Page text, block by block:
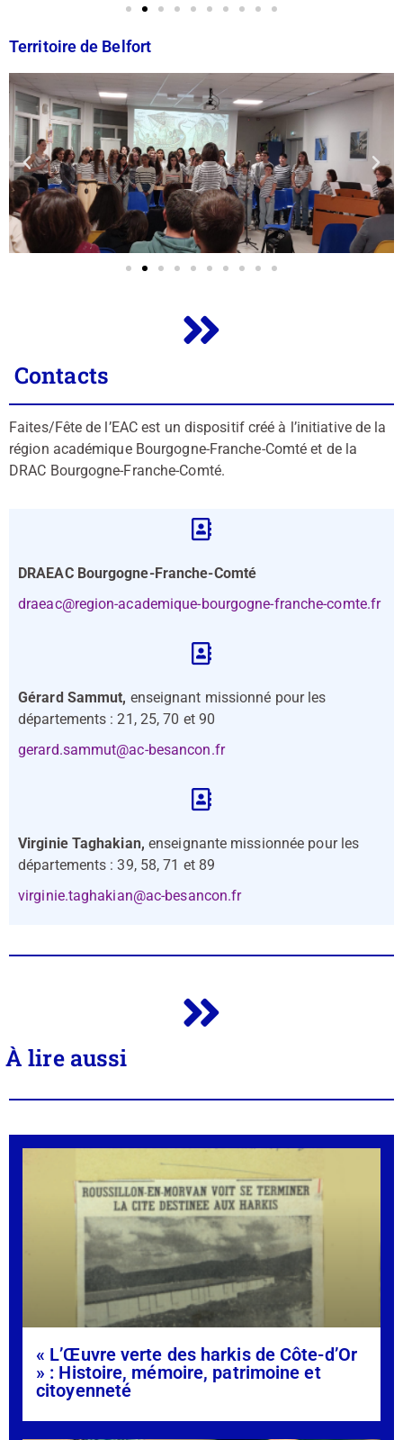
Territoire de Belfort
Contacts
Faites/Fête de l’EAC est un dispositif créé à l’initiative de la
région académique Bourgogne-Franche-Comté et de la
DRAC Bourgogne-Franche-Comté.
DRAEAC Bourgogne-Franche-Comté
draeac@region-academique-bourgogne-franche-comte.fr
Gérard Sammut, enseignant missionné pour les
départements : 21, 25, 70 et 90
gerard.sammut@ac-besancon.fr
Virginie Taghakian, enseignante missionnée pour les
départements : 39, 58, 71 et 89
virginie.taghakian@ac-besancon.fr
À lire aussi
« L’Œuvre verte des harkis de Côte-d’Or
» : Histoire, mémoire, patrimoine et
citoyenneté